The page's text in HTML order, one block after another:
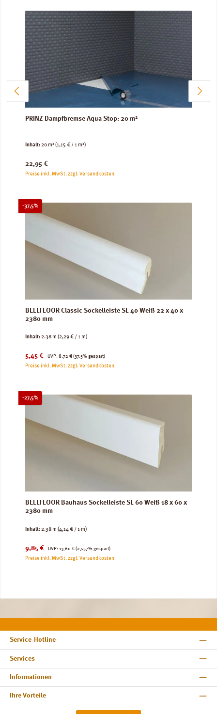
PRINZ Dampfbremse Aqua Stop: 20 m²
Inhalt:20 m²(1,15 € / 1 m²)
Regulärer Preis:
22,95 €
Preise inkl. MwSt. zzgl. Versandkosten
-37,5%Rabatt
BELLFLOOR Classic Sockelleiste SL 40 Weiß 22 x 40 x
2380 mm
Inhalt:2.38 m (2,29 € / 1 m)
Verkaufspreis:
5,45 € UVP:
Regulärer Preis:
8,72 € (37.5% gespart)
Preise inkl. MwSt. zzgl. Versandkosten
-27,5%Rabatt
BELLFLOOR Bauhaus Sockelleiste SL 60 Weiß 18 x 60 x
2380 mm
Inhalt:2.38 m (4,14 € / 1 m)
Verkaufspreis:
9,85 € UVP:
Regulärer Preis:
13,60 € (27.57% gespart)
Preise inkl. MwSt. zzgl. Versandkosten
Service-Hotline
Services
Informationen
Ihre Vorteile